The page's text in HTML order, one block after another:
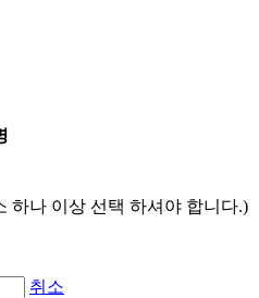
하나 이상 선택 하셔야 합니다.)
취소